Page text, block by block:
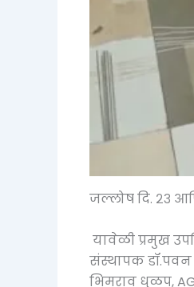
जल्लोष दि. २३
यावेळी प्रमुख
संस्थापक
भिमराव धुळप,